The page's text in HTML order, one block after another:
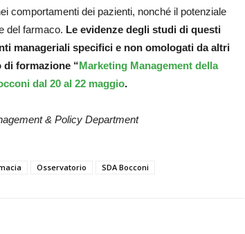
comportamenti dei pazienti, nonché il potenziale
del farmaco. Le evidenze degli studi di questi
manageriali specifici e non omologati da altri
formazione “Marketing Management della
dal 20 al 22 maggio.
& Policy Department
Osservatorio SDA Bocconi